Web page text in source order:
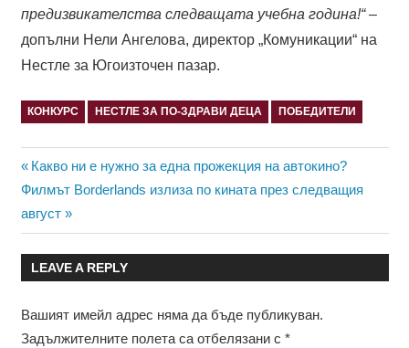
предизвикателства следващата учебна година!“ –
допълни Нели Ангелова, директор „Комуникации“ на
Нестле за Югоизточен пазар.
КОНКУРС НЕСТЛЕ ЗА ПО-ЗДРАВИ ДЕЦА ПОБЕДИТЕЛИ
Навигация
Previous
Post:
Какво ни е нужно за една прожекция на автокино?
Next
Post:
Филмът Borderlands излиза по кината през следващия
август
LEAVE A REPLY
Вашият имейл адрес няма да бъде публикуван.
Задължителните полета са отбелязани с *